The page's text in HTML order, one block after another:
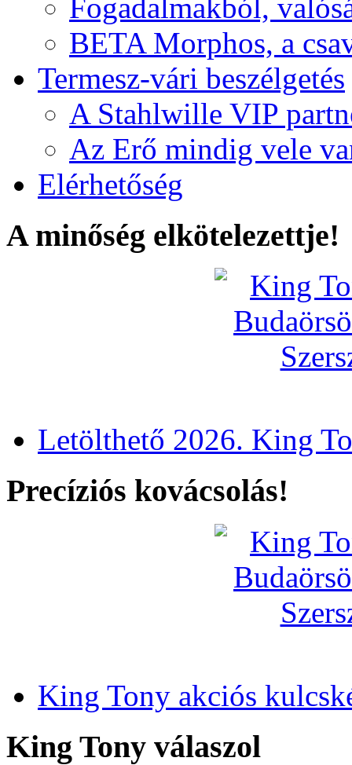
Fogadalmakból,
BETA Morphos, a
Termesz-vári beszélgetés
A Stahlwille VIP
Az Erő mindig vele
Elérhetőség
A minőség elkötelezettje!
Letölthető 2026. King
Precíziós kovácsolás!
King Tony akciós
King Tony válaszol